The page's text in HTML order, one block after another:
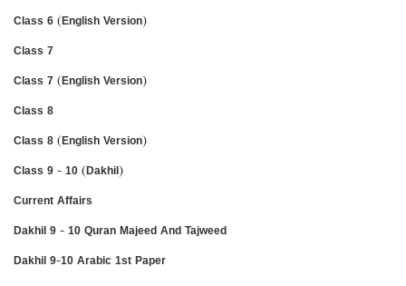
Class 6 (English Version)
Class 7
Class 7 (English Version)
Class 8
Class 8 (English Version)
Class 9 - 10 (Dakhil)
Current Affairs
Dakhil 9 - 10 Quran Majeed And Tajweed
Dakhil 9-10 Arabic 1st Paper